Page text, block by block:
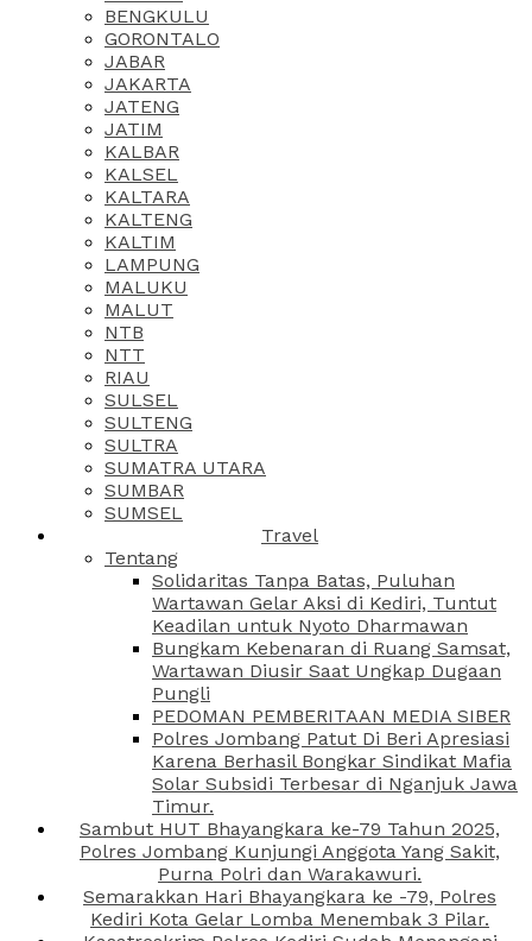
BENGKULU
GORONTALO
JABAR
JAKARTA
JATENG
JATIM
KALBAR
KALSEL
KALTARA
KALTENG
KALTIM
LAMPUNG
MALUKU
MALUT
NTB
NTT
RIAU
SULSEL
SULTENG
SULTRA
SUMATRA UTARA
SUMBAR
SUMSEL
Travel
Tentang
Solidaritas Tanpa Batas, Puluhan
Wartawan Gelar Aksi di Kediri, Tuntut
Keadilan untuk Nyoto Dharmawan
Bungkam Kebenaran di Ruang Samsat,
Wartawan Diusir Saat Ungkap Dugaan
Pungli
PEDOMAN PEMBERITAAN MEDIA SIBER
Polres Jombang Patut Di Beri Apresiasi
Karena Berhasil Bongkar Sindikat Mafia
Solar Subsidi Terbesar di Nganjuk Jawa
Timur.
Sambut HUT Bhayangkara ke-79 Tahun 2025,
Polres Jombang Kunjungi Anggota Yang Sakit,
Purna Polri dan Warakawuri.
Semarakkan Hari Bhayangkara ke -79, Polres
Kediri Kota Gelar Lomba Menembak 3 Pilar.